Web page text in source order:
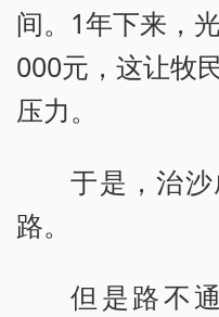
间。1年下来，
000元，这让牧
压力。
于是，治
路。
但是路不